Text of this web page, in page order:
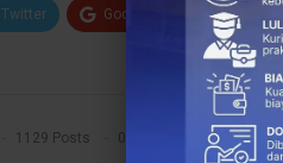
Twitter Google+ ReddIt
1129 Posts 0